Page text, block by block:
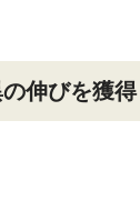
伸びを獲得